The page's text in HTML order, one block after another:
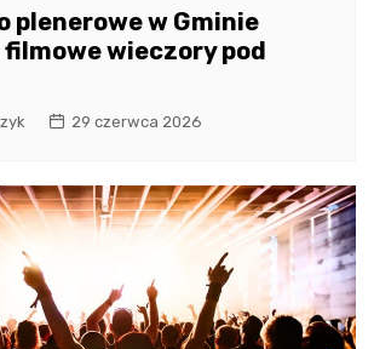
plenerowe w Gminie
filmowe wieczory pod
29 czerwca 2026